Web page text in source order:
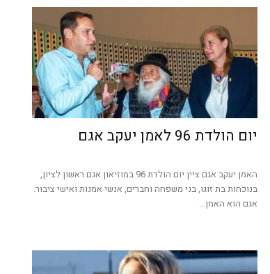
יום הולדת 96 לאמן יעקב אגם
האמן יעקב אגם ציין יום הולדת 96 במוזיאון אגם ראשון לציון,
בנוכחות בת זוגו, בני משפחה וחברים, אנשי אמנות ואישי ציבור.
אגם הוא האמן...